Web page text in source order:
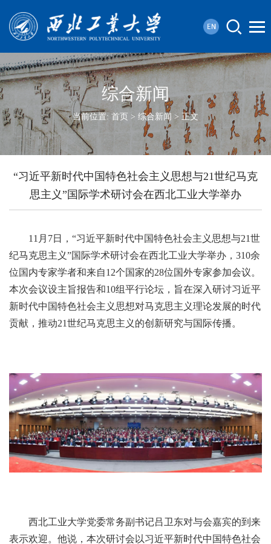
综合新闻
当前位置: 首页 > 综合新闻 > 正文
“习近平新时代中国特色社会主义思想与21世纪马克
思主义”国际学术研讨会在西北工业大学举办
11月7日，“习近平新时代中国特色社会主义思想与21世
纪马克思主义”国际学术研讨会在西北工业大学举办，310余
位国内专家学者和来自12个国家的28位国外专家参加会议。
本次会议设主旨报告和10组平行论坛，旨在深入研讨习近平
新时代中国特色社会主义思想对马克思主义理论发展的时代
贡献，推动21世纪马克思主义的创新研究与国际传播。
西北工业大学党委常务副书记吕卫东对与会嘉宾的到来
表示欢迎。他说，本次研讨会以习近平新时代中国特色社会